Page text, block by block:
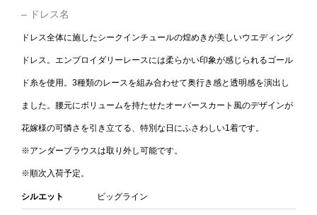
– ドレス名
ドレス全体に施したシークインチュールの煌めきが美しいウエディング
ドレス。エンブロイダリーレースには柔らかい印象が感じられるゴール
ド糸を使用。3種類のレースを組み合わせて奥行き感と透明感を演出し
ました。腰元にボリュームを持たせたオーバースカート風のデザインが
花嫁様の可憐さを引き立てる、特別な日にふさわしい1着です。
※アンダーブラウスは取り外し可能です。
※順次入荷予定。
シルエット ビッグライン